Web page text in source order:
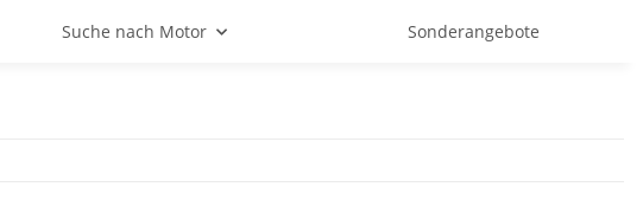
Suche nach Motor Sonderangebote